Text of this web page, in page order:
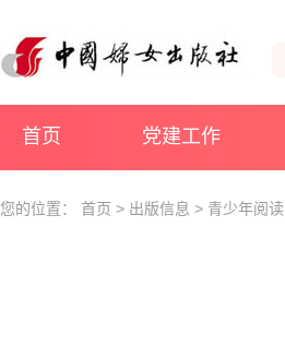
首页 党建工作
您的位置： 首页 > 出版信息 > 青少年阅读